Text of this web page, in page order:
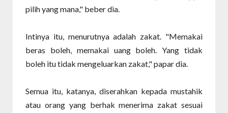
pilih yang mana," beber dia.
Intinya itu, menurutnya adalah zakat. "Memakai
beras boleh, memakai uang boleh. Yang tidak
boleh itu tidak mengeluarkan zakat," papar dia.
Semua itu, katanya, diserahkan kepada mustahik
atau orang yang berhak menerima zakat sesuai